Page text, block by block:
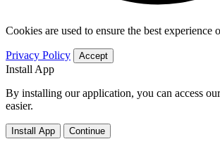
Cookies are used to ensure the best experience
Privacy Policy Accept
Install App
By installing our application, you can access
easier.
Install App Continue